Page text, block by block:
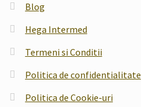
Blog
Hega Intermed
Termeni si Conditii
Politica de confidentialitate
Politica de Cookie-uri